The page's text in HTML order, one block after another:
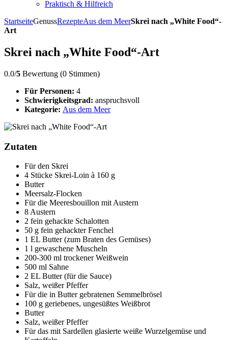
Praktisch & Hilfreich
StartseiteGenussRezepteAus dem MeerSkrei nach „White Food“-
Art
Skrei nach „White Food“-Art
0.0/5 Bewertung (0 Stimmen)
Für Personen: 4
Schwierigkeitsgrad: anspruchsvoll
Kategorie: Aus dem Meer
Zutaten
Für den Skrei
4 Stücke Skrei-Loin à 160 g
Butter
Meersalz-Flocken
Für die Meeresbouillon mit Austern
8 Austern
2 fein gehackte Schalotten
50 g fein gehackter Fenchel
1 EL Butter (zum Braten des Gemüses)
1 l gewaschene Muscheln
200-300 ml trockener Weißwein
500 ml Sahne
2 EL Butter (für die Sauce)
Salz, weißer Pfeffer
Für die in Butter gebratenen Semmelbrösel
100 g geriebenes, ungesüßtes Weißbrot
Butter
Salz, weißer Pfeffer
Für das mit Sardellen glasierte weiße Wurzelgemüse und